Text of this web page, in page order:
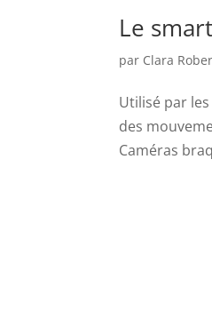
Le
par Clara
Utilisé par
des
Caméras